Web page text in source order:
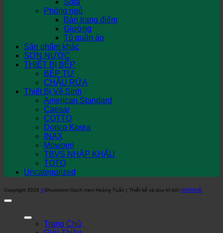
Phòng ngủ
Bàn trang điểm
Giường
Tủ quần áo
Sản phẩm khác
SƠN NƯỚC
THIẾT BỊ BẾP
BẾP TỪ
CHẬU RỬA
Thiết Bị Vệ Sinh
American Standard
Caesar
COTTO
Dorico Korea
INAX
Mowoen
TBVS NHẬP KHẨU
TOTO
Uncategorized
Copyright 2026 ©Showroom Gạch men Hoàng Tuấn | Thiết kế và duy trì bởi MARHUB
Trang Chủ